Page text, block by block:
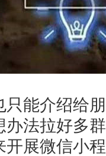
只能介绍给
法拉好多
展微信小